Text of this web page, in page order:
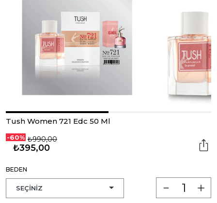
Tush Women 721 Edc 50 Ml
-60% ₺990,00
₺395,00
BEDEN